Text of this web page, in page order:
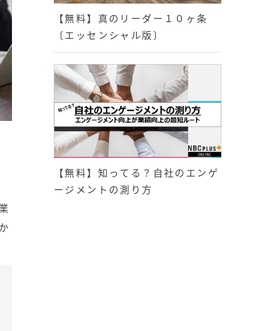
【無料】真のリーダー１０ヶ条
〔エッセンシャル版〕
【無料】知ってる？自社のエンゲ
ージメントの測り方